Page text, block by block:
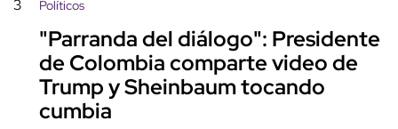
3 Políticos
"Parranda del diálogo": Presidente
de Colombia comparte video de
Trump y Sheinbaum tocando
cumbia